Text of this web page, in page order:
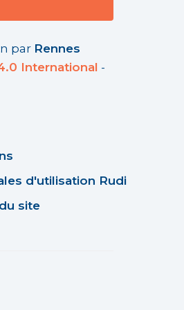
par Rennes
International -
d'utilisation Rudi
site